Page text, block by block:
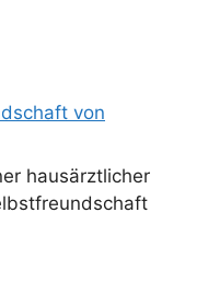
von
hausärztlicher